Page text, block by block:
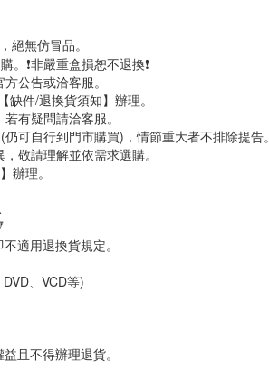
絕無仿冒品。
❗非嚴重盒損恕不退換❗
公告或洽客服。
件/退換貨須知】辦理。
有疑問請洽客服。
可自行到門市購買)，情節重大者不排除提告。
敬請理解並依需求選購。
辦理。
適用退換貨規定。
、VCD等)
且不得辦理退貨。